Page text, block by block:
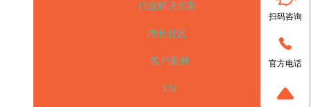
行业解决方案
增长社区
客户案例
EN
扫码咨询
官方电话